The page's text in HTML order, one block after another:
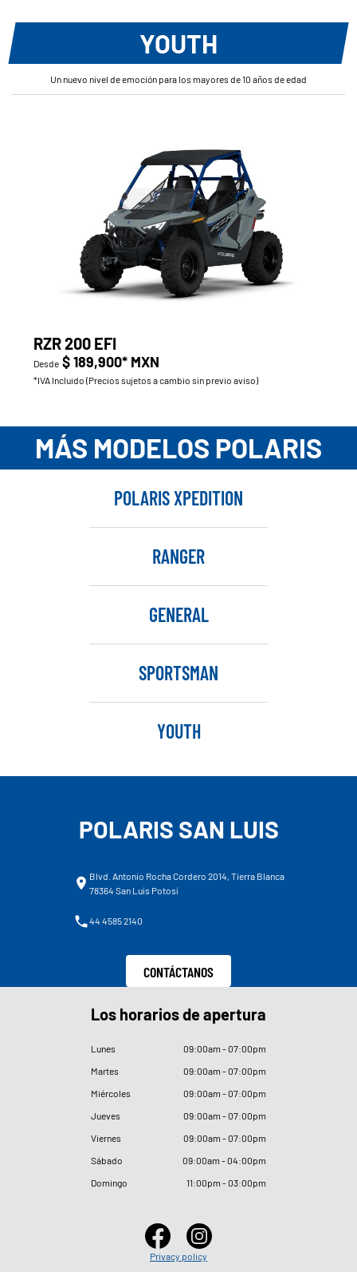
YOUTH
Un nuevo nivel de emoción para los mayores de 10 años de edad
RZR 200 EFI
Desde $ 189,900* MXN
*IVA Incluido (Precios sujetos a cambio sin previo aviso)
MÁS MODELOS POLARIS
POLARIS XPEDITION
RANGER
GENERAL
SPORTSMAN
YOUTH
POLARIS SAN LUIS
Blvd. Antonio Rocha Cordero 2014, Tierra Blanca
78364 San Luís Potosí
44 4585 2140
CONTÁCTANOS
Los horarios de apertura
Lunes 09:00am - 07:00pm
Martes
09:00am - 07:00pm
Miércoles
09:00am - 07:00pm
Jueves
09:00am - 07:00pm
Viernes
09:00am - 07:00pm
Sábado
09:00am - 04:00pm
Domingo
11:00pm - 03:00pm
Privacy policy